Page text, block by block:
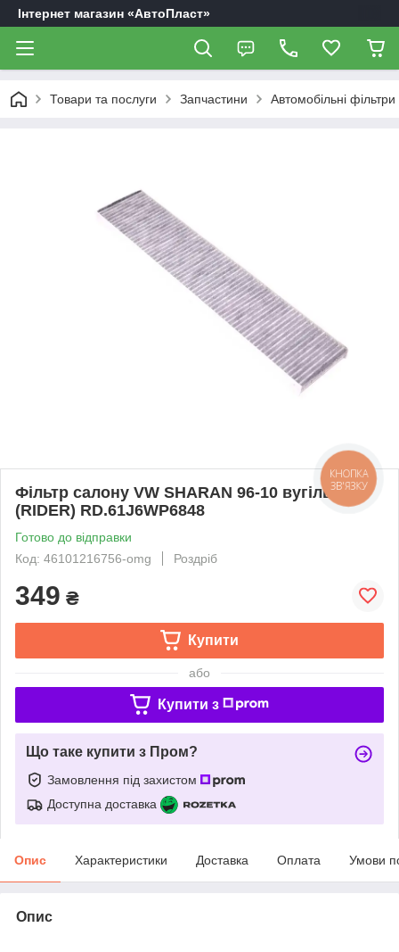
Інтернет магазин «АвтоПласт»
Товари та послуги Запчастини Автомобільні фільтри
Фільтр салону VW SHARAN 96-10 вугільний
(RIDER) RD.61J6WP6848
Готово до відправки
Код: 46101216756-omg
Роздріб
349 ₴
Купити
або
Купити з
Що таке купити з Пром?
Замовлення під захистом
Доступна доставка
Опис Характеристики Доставка Оплата Умови
Опис
КНОПКА
ЗВ'ЯЗКУ